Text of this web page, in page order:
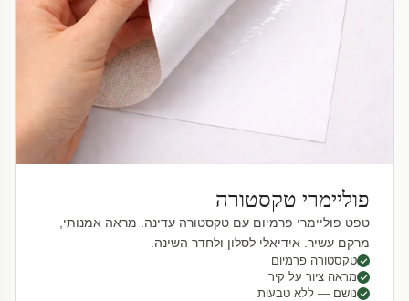
פוליימרי טקסטורה
טפט פוליימרי פרמיום עם טקסטורה עדינה. מראה אמנותי,
מרקם עשיר. אידיאלי לסלון ולחדר השינה.
טקסטורה פרמיום
מראה ציור על קיר
נושם — ללא טבעות